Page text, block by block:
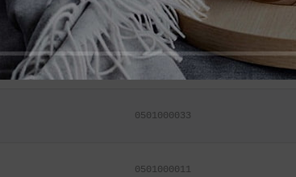
0501000031
0501000007
0501000033
0501000011